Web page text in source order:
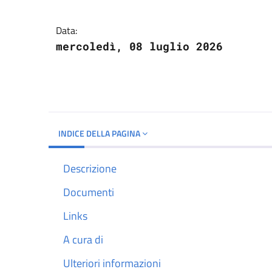
Data:
mercoledì, 08 luglio 2026
INDICE DELLA PAGINA
Descrizione
Documenti
Links
A cura di
Ulteriori informazioni